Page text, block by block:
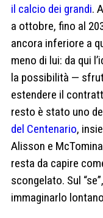
il calcio dei grandi.
a ottobre, fino al
ancora inferiore a
meno di lui: da qui
la possibilità —
estendere il
resto è stato uno
del Centenario,
Alisson e
resta da capire
scongelato. Sul
immaginarlo